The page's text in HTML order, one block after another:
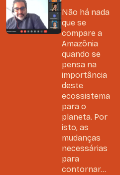
Não há nada
que se
compare a
Amazônia
quando se
pensa na
importância
deste
ecossistema
para o
planeta. Por
isto, as
mudanças
necessárias
para
contornar...